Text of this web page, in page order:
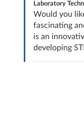
Laboratory
Would you
fascinating
is an
developing